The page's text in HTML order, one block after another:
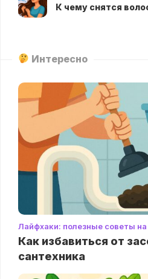
К чему снятся
Интересно
Лайфхаки: полезные советы
Как избавиться от
сантехника